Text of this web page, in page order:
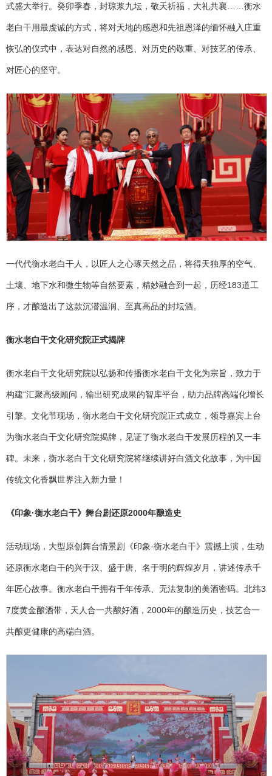
式盛大举行。癸卯季春，封琼浆九坛，敬天祈福，大礼共襄……衡水
老白干用最虔诚的方式，将对天地的感恩和先祖恩泽的缅怀融入庄重
恢弘的仪式中，表达对自然的感恩、对历史的敬重、对技艺的传承、
对匠心的坚守。
一代代衡水老白干人，以匠人之心琢天然之品，将得天独厚的空气、
土壤、地下水和微生物等自然要素，精妙融合到一起，历经183道工
序，才酿造出了这款沉潜温润、至真高品的封坛酒。
衡水老白干文化研究院正式揭牌
衡水老白干文化研究院以弘扬和传播衡水老白干文化为宗旨，致力于
构建“汇聚高级顾问，输出研究成果的智库平台，助力品牌高端化增长
引擎。文化节现场，衡水老白干文化研究院正式成立，领导嘉宾上台
为衡水老白干文化研究院揭牌，见证了衡水老白干发展历程的又一丰
碑。未来，衡水老白干文化研究院将继续讲好白酒文化故事，为中国
传统文化香飘世界注入新力量！
《印象·衡水老白干》舞台剧还原2000年酿造史
活动现场，大型原创舞台情景剧《印象·衡水老白干》震撼上演，生动
还原衡水老白干的兴于汉、盛于唐、名于明的辉煌岁月，讲述传承千
年匠心故事。衡水老白干拥有千年传承、无法复制的美酒密码。北纬3
7度黄金酿酒带，天人合一共酿好酒，2000年的酿造历史，技艺合一
共酿更健康的高端白酒。